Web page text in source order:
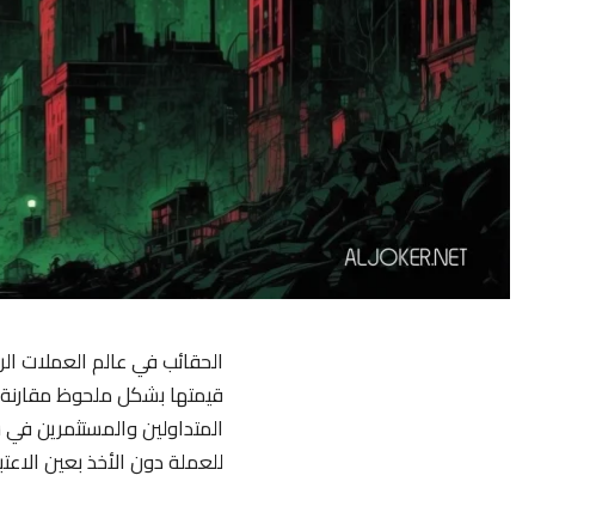
الحقائب في عالم العملات
قيمتها بشكل ملحوظ
المتداولين والمستثمرين
للعملة دون الأخذ بعين